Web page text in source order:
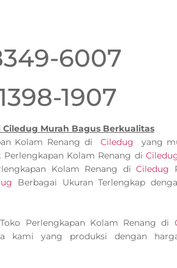
6007
1907
Murah Bagus Berkualitas
Kolam Renang di Ciledug yang
Perlengkapan Kolam Renang di
Kolam Renang diCiledug
Berbagai Ukuran Terlengkap
Perlengkapan Kolam Renang di
kami yang produksi dengan